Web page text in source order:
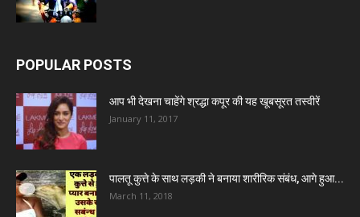
POPULAR POSTS
आप भी देखना चाहेंगे श्रद्धा कपूर की यह खूबसूरत तस्वीरें
January 11, 2017
पालतू कुत्ते के साथ लड़की ने बनाया शारीरिक संबंध, आगे हुआ...
March 11, 2018